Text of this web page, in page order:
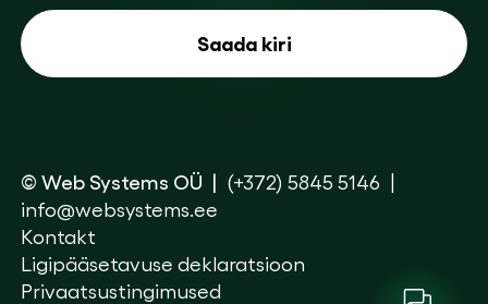
© Web Systems OÜ
(+372) 5845 5146
info@websystems.ee
Kontakt
Ligipääsetavuse deklaratsioon
Privaatsustingimused